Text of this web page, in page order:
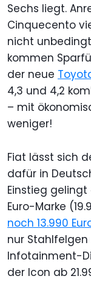
Sechs liegt.
Cinquecento
nicht
kommen
der neue
4,3 und 4,2
– mit
weniger!
Fiat lässt sich
dafür in
Einstieg
Euro-Marke
noch 13.990
nur
Infotainment-
der Icon ab